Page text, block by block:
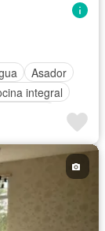
Asador
integral
Wifi